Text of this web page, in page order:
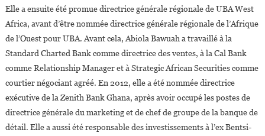
Elle a ensuite été promue directrice générale régionale de UBA West
Africa, avant d’être nommée directrice générale régionale de l’Afrique
de l’Ouest pour UBA. Avant cela, Abiola Bawuah a travaillé à la
Standard Charted Bank comme directrice des ventes, à la Cal Bank
comme Relationship Manager et à Strategic African Securities comme
courtier négociant agréé. En 2012, elle a été nommée directrice
exécutive de la Zenith Bank Ghana, après avoir occupé les postes de
directrice générale du marketing et de chef de groupe de la banque de
détail. Elle a aussi été responsable des investissements à l’ex Bentsi-